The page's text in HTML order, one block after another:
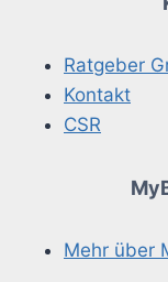
Ratgeber
Kontakt
CSR
Mehr über